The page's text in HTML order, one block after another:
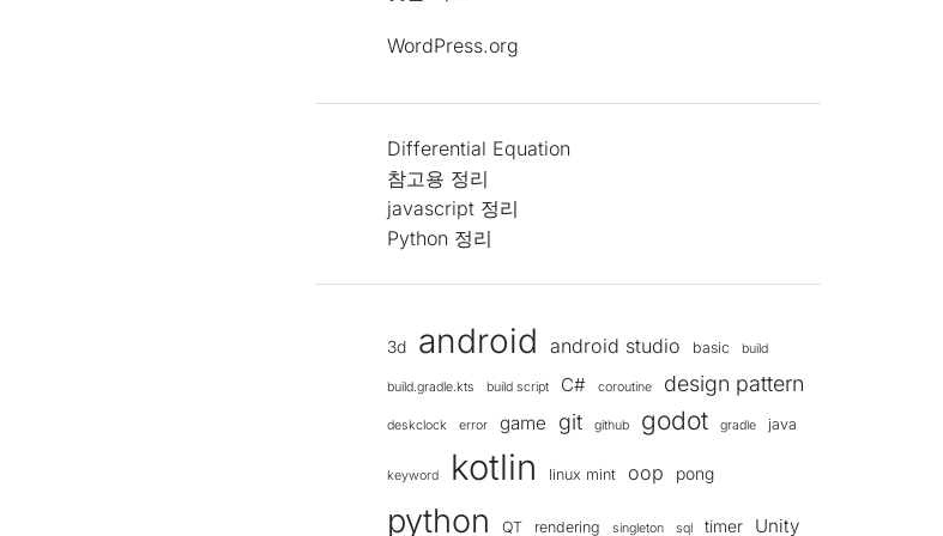
WordPress.org
Differential Equation
참고용 정리
javascript 정리
Python 정리
3d android android studio basic build
build.gradle.kts build script C# coroutine design pattern
deskclock error game git github godot gradle java
keyword kotlin linux mint oop pong
python QT rendering singleton sql timer Unity